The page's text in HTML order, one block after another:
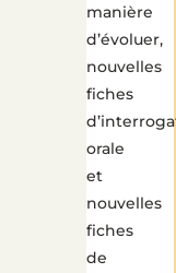
manière
d’évoluer,
nouvelles
fiches
orale
et
nouvelles
fiches
de